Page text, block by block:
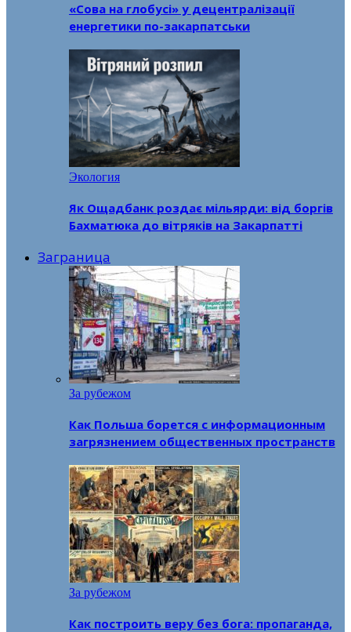
«Сова на глобусі» у децентралізації
енергетики по-закарпатськи
Экология
Як Ощадбанк роздає мільярди: від боргів
Бахматюка до вітряків на Закарпатті
Заграница
За рубежом
Как Польша борется с информационным
загрязнением общественных пространств
За рубежом
Как построить веру без бога: пропаганда,